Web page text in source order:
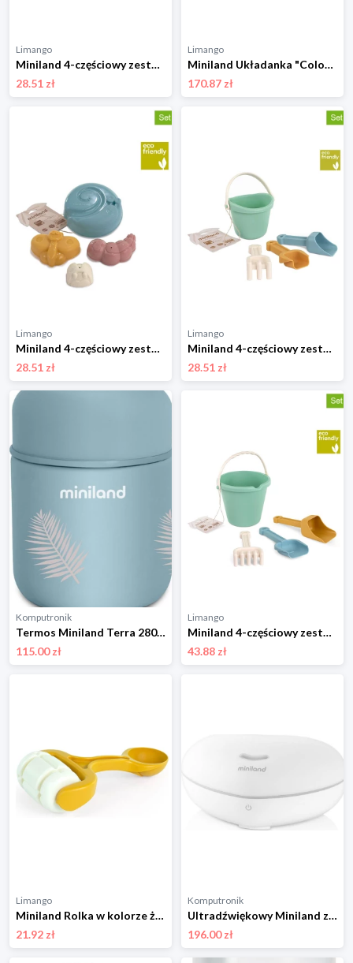
Limango
Miniland 4-częściowy zestaw zabawek w różnych kolorach do piasku - 18 m+ rozmiar: onesize
28.51 zł
Limango
Miniland Układanka "Color Bears" - 3+ rozmiar: onesize
170.87 zł
Limango
Miniland 4-częściowy zestaw foremek w różnych kolorach do piasku - 18 m+ rozmiar: onesize
28.51 zł
Limango
Miniland 4-częściowy zestaw zabawek w różnych kolorach do piasku - 18 m+ rozmiar: onesize
28.51 zł
Komputronik
Termos Miniland Terra 280 ml ML89443 morski
115.00 zł
Limango
Miniland 4-częściowy zestaw zabawek w różnych kolorach do piasku - 18 m+ rozmiar: onesize
43.88 zł
Limango
Miniland Rolka w kolorze żółtym do piasku - 18 m+ rozmiar: onesize
21.92 zł
Komputronik
Ultradźwiękowy Miniland z funkcją lampki i dźwiękami ML89261
196.00 zł